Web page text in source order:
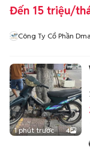
Đến 15 triệu/
Công Ty Cổ Phần
1 phút trước 4